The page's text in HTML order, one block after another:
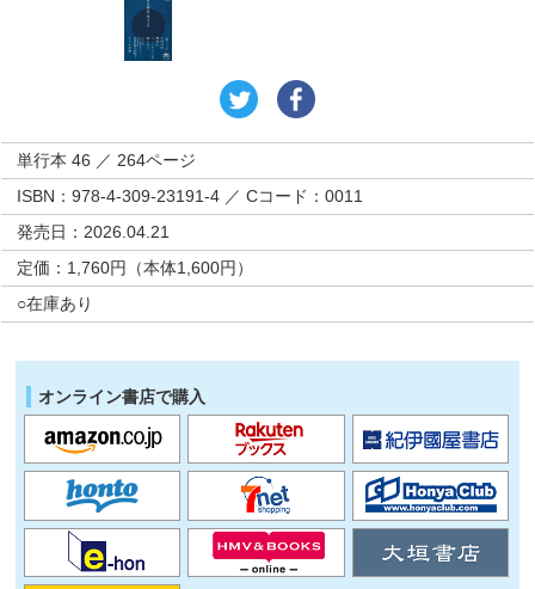
単行本 46 ／ 264ページ
ISBN：978-4-309-23191-4 ／ Cコード：0011
発売日：2026.04.21
定価：1,760円（本体1,600円）
○在庫あり
オンライン書店で購入